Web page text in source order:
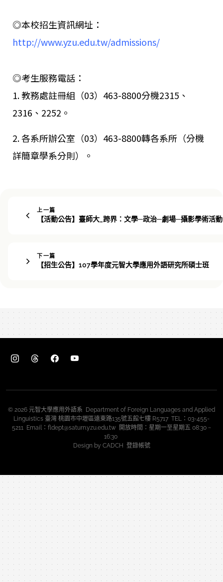
◎本校招生資訊網址：
http://www.yzu.edu.tw/admissions/
◎考生服務電話：
1. 教務處註冊組（03）463-8800分機2315、
2316、2252。
2. 各系所辦公室（03）463-8800轉各系所（分機
詳簡章學系分則）。
上一篇
【活動公告】臺師大_跨界：文學─政治─劇場─攝影學術活
下一篇
【招生公告】107學年度元智大學應用外語研究所碩士班
© 2026 元智大學應用外語系 Department of Foreign Languages and Applied
Linguistics 臺灣 桃園市中壢區遠東路135號五館七樓 R5717 TEL：03-455-
5211 Email：fldept@saturn.yzu.edu.tw 開放時間：星期一至星期五 08:30 ~
16:30
Design by CADCH 登錄帳號